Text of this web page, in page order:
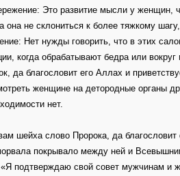
Это развитие мысли у
она не склониться к более тяжкому
Нет нужды говорить, что в этих
когда обрабатывают бедра или вокруг
да благословит его Аллах и
женщине на детородные органы
нет.
шейха слово Пророка, да
покрывало между ней и
подтверждаю свой совет мужчинам и